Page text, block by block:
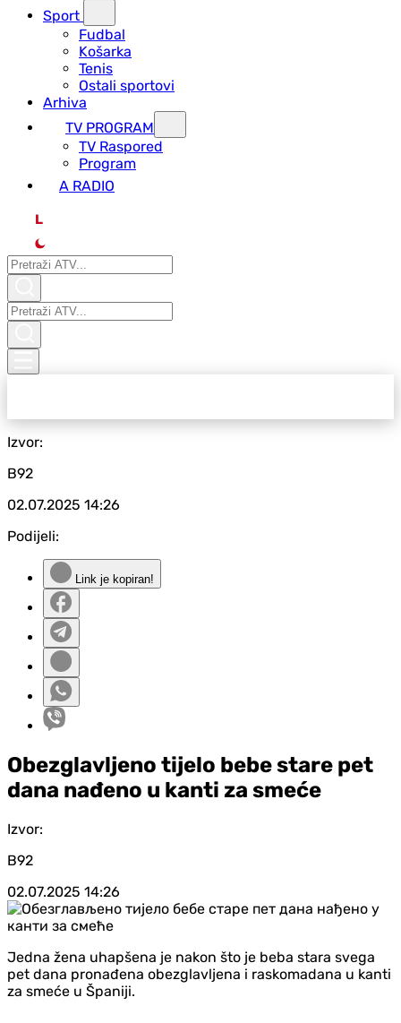
Sport
Fudbal
Košarka
Tenis
Ostali sportovi
Arhiva
TV PROGRAM
ТV Raspored
Program
A RADIO
L
Izvor:
B92
02.07.2025 14:26
Podijeli:
Link je kopiran!
Obezglavljeno tijelo bebe stare pet
dana nađeno u kanti za smeće
Izvor:
B92
02.07.2025 14:26
Jedna žena uhapšena je nakon što je beba stara svega
pet dana pronađena obezglavljena i raskomadana u kanti
za smeće u Španiji.